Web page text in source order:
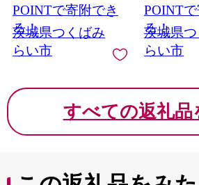
ビー用品 出産準備 出
産 [AA82-NT]
POINTで寄附でき
る！
茨城県つくばみ
らい市
POINT
る！
茨城県
らい市
すべての返礼品